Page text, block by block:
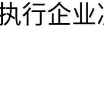
行企业